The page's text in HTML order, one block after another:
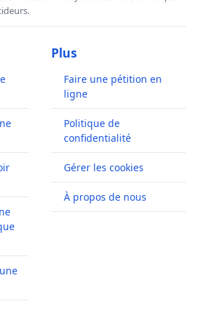
Plus
Faire une pétition en
ligne
Politique de
confidentialité
Gérer les cookies
À propos de nous